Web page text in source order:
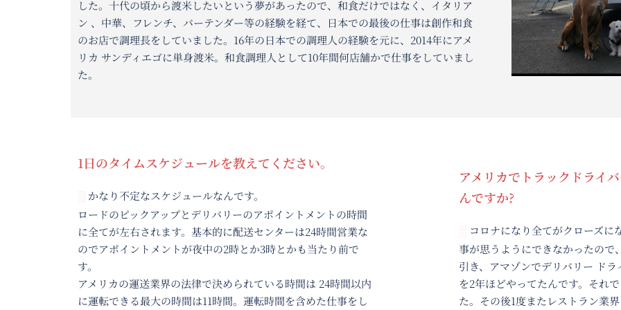
した。十代の頃から渡米したいという夢があったので、和食だけではなく、イタリア
ン 、中華、フレンチ、バーテンダー等の経験を経て、日本での最後の仕事は創作和食
のお店で調理長をしていました。16年の日本での調理人の経験を元に、2014年にアメ
リカ サンディエゴに単身渡米。和食調理人として10年間何店舗かで仕事をしていまし
1日のタイムスケジュールを教えてください。
かなり不定なスケジュールなんです。
ロードのピックアップとデリバリーのアポイントメントの時間
に全てが左右されます。基本的に配送センターは24時間営業な
のでアポイントメントが夜中の2時とか3時とかも当たり前で
アメリカの運送業界の法律で決められている時間は 24時間以内
に運転できる最大の時間は11時間。運転時間を含めた仕事をし
アメリカでトラックドライバーになった
コロナになり全てがクローズになり、レスト
事が思うようにできなかったので、1度レストラ
引き、アマゾンでデリバリー ドライバーとして
を2年ほどやってたんです。それでトラックへの
た。その後1度またレストラン業界に戻ったので